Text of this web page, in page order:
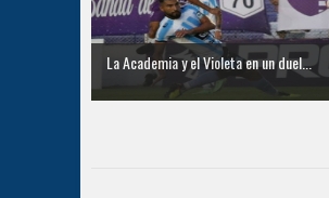
La Academia y el Violeta en un duel...